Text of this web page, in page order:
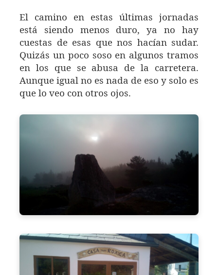
El camino en estas últimas jornadas
está siendo menos duro, ya no hay
cuestas de esas que nos hacían sudar.
Quizás un poco soso en algunos tramos
en los que se abusa de la carretera.
Aunque igual no es nada de eso y solo es
que lo veo con otros ojos.